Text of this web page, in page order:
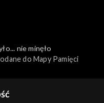
nie minęło
do Mapy Pamięci